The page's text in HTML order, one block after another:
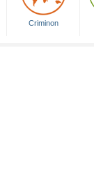
Criminon